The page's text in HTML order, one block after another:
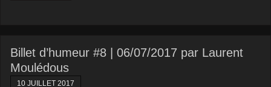
Billet d’humeur #8 | 06/07/2017 par Laurent
Moulédous
10 JUILLET 2017